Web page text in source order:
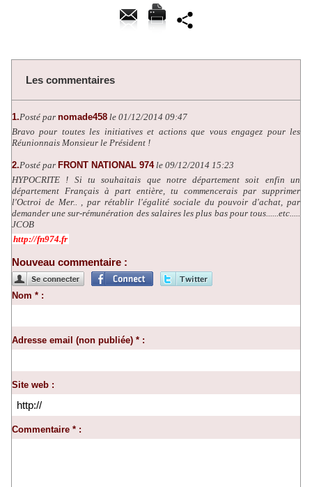
Les commentaires
1.Posté par nomade458 le 01/12/2014 09:47
Bravo pour toutes les initiatives et actions que vous engagez pour les
Réunionnais Monsieur le Président !
2.Posté par FRONT NATIONAL 974 le 09/12/2014 15:23
HYPOCRITE ! Si tu souhaitais que notre département soit enfin un
département Français à part entière, tu commencerais par supprimer
l'Octroi de Mer.. , par rétablir l'égalité sociale du pouvoir d'achat, par
demander une sur-rémunération des salaires les plus bas pour tous......etc.....
JCOB
http://fn974.fr
Nouveau commentaire :
Nom * :
Adresse email (non publiée) * :
Site web :
Commentaire * :